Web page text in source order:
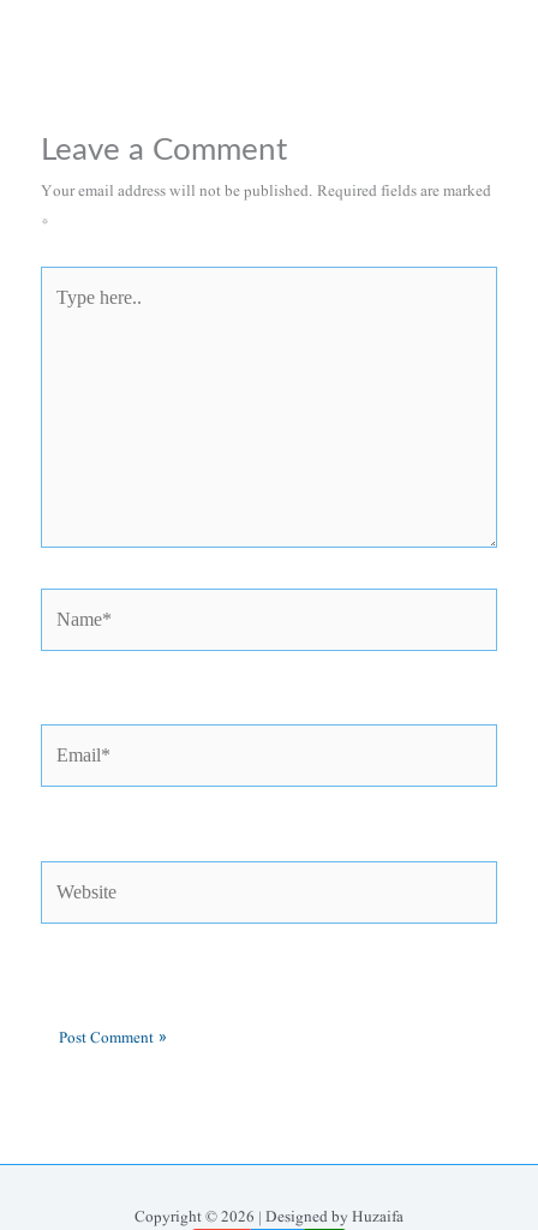
Leave a Comment
Your email address will not be published.Required fields are marked
*
here..
Copyright © 2026 | Designed by Huzaifa